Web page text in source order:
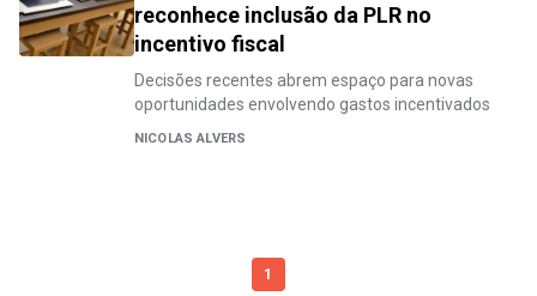
reconhece inclusão da PLR no
incentivo fiscal
Decisões recentes abrem espaço para novas
oportunidades envolvendo gastos incentivados
NICOLAS ALVERS
1